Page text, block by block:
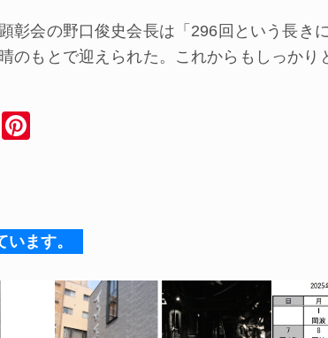
彰会の野口俊史会長は「296回という長き
のもとで迎えられた。これからもしっかり
F
st
ます。